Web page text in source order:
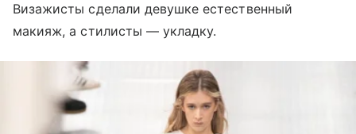
Визажисты сделали девушке естественный
макияж, а стилисты — укладку.